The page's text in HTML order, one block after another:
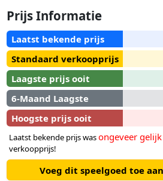
Prijs Informatie
Laatst bekende prijs
Standaard verkoopprijs
Laagste prijs ooit
6-Maand Laagste
Hoogste prijs ooit
Laatst bekende prijs wasongeveer gelijk
verkoopprijs!
Voeg dit speelgoed toe